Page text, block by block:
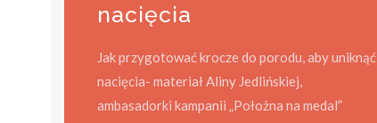
nacięcia
Jak przygotować krocze do porodu, aby uniknąć
nacięcia- materiał Aliny Jedlińskiej,
ambasadorki kampanii „Położna na medal”